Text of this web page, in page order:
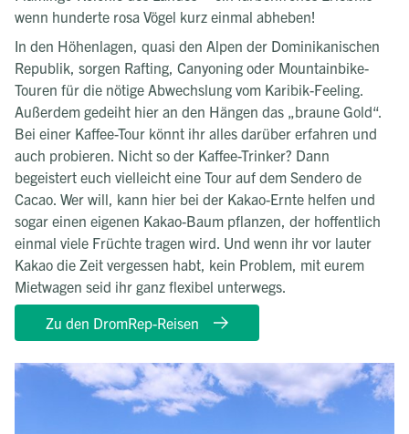
wenn hunderte rosa Vögel kurz einmal abheben!
In den Höhenlagen, quasi den Alpen der Dominikanischen
Republik, sorgen Rafting, Canyoning oder Mountainbike-
Touren für die nötige Abwechslung vom Karibik-Feeling.
Außerdem gedeiht hier an den Hängen das „braune Gold“.
Bei einer Kaffee-Tour könnt ihr alles darüber erfahren und
auch probieren. Nicht so der Kaffee-Trinker? Dann
begeistert euch vielleicht eine Tour auf dem Sendero de
Cacao. Wer will, kann hier bei der Kakao-Ernte helfen und
sogar einen eigenen Kakao-Baum pflanzen, der hoffentlich
einmal viele Früchte tragen wird. Und wenn ihr vor lauter
Kakao die Zeit vergessen habt, kein Problem, mit eurem
Mietwagen seid ihr ganz flexibel unterwegs.
Zu den DromRep-Reisen